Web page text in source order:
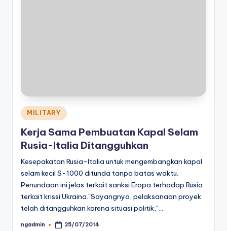
Posted
in
MILITARY
Kerja Sama Pembuatan Kapal Selam
Rusia-Italia Ditangguhkan
Kesepakatan Rusia-Italia untuk mengembangkan kapal
selam kecil S-1000 ditunda tanpa batas waktu.
Penundaan ini jelas terkait sanksi Eropa terhadap Rusia
terkait krissi Ukraina."Sayangnya, pelaksanaan proyek
telah ditangguhkan karena situasi politik,"…
Posted
ngadmin 25/07/2014